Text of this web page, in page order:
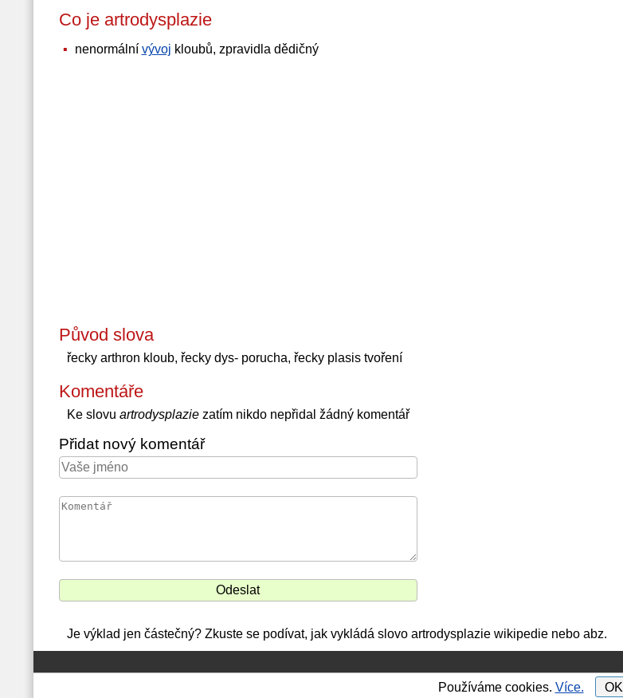
Co je artrodysplazie
nenormální vývoj kloubů, zpravidla dědičný
Původ slova
řecky arthron kloub, řecky dys- porucha, řecky plasis tvoření
Komentáře
Ke slovu artrodysplaziezatím nikdo nepřidal žádný komentář
Přidat nový komentář
Je výklad jen částečný? Zkuste se podívat, jak vykládá slovo artrodysplazie wikipedie nebo abz.
Používáme cookies. Více. OK